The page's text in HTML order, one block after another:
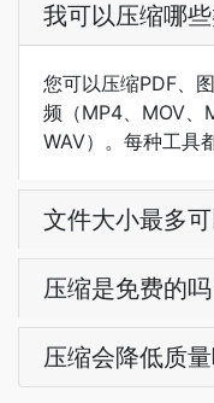
我可以压缩哪
您可以压缩PDF、
频（MP4、MOV、
WAV）。每种工具
文件大小最多
压缩是免费的吗
压缩会降低质量